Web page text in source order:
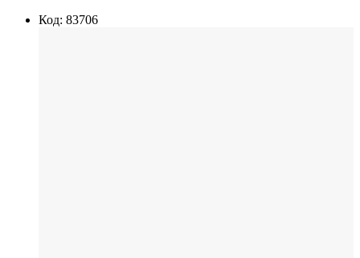
Код: 83706